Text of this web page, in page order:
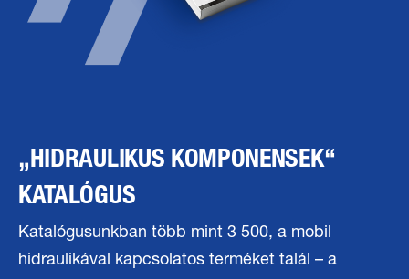
„HIDRAULIKUS KOMPONENSEK“
KATALÓGUS
Katalógusunkban több mint 3 500, a mobil
hidraulikával kapcsolatos terméket talál – a